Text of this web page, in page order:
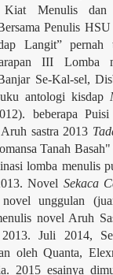
Menulis dan
Penulis
Langit” pernah
III Lomba
Se-Kal-sel,
antologi kisdap
beberapa
sastra 2013
Tanah
lomba menulis
Novel Sekaca
novel unggulan
novel Aruh
2013. Juli 2014,
oleh Quanta,
2015 esainya